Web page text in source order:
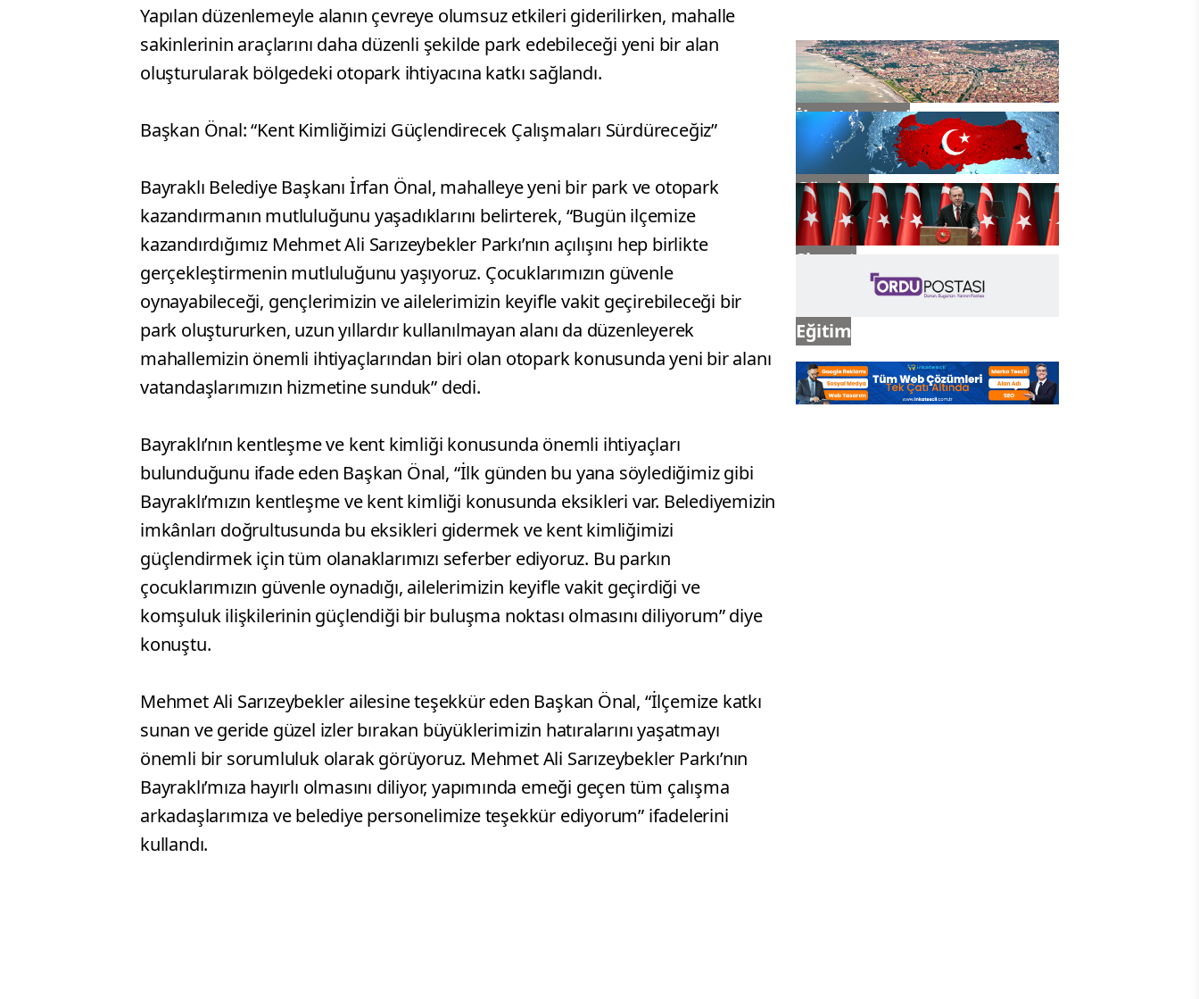
Yapılan düzenlemeyle alanın çevreye olumsuz etkileri giderilirken, mahalle
sakinlerinin araçlarını daha düzenli şekilde park edebileceği yeni bir alan
oluşturularak bölgedeki otopark ihtiyacına katkı sağlandı.
Başkan Önal: “Kent Kimliğimizi Güçlendirecek Çalışmaları Sürdüreceğiz”
Bayraklı Belediye Başkanı İrfan Önal, mahalleye yeni bir park ve otopark
kazandırmanın mutluluğunu yaşadıklarını belirterek, “Bugün ilçemize
kazandırdığımız Mehmet Ali Sarızeybekler Parkı’nın açılışını hep birlikte
gerçekleştirmenin mutluluğunu yaşıyoruz. Çocuklarımızın güvenle
oynayabileceği, gençlerimizin ve ailelerimizin keyifle vakit geçirebileceği bir
park oluştururken, uzun yıllardır kullanılmayan alanı da düzenleyerek
mahallemizin önemli ihtiyaçlarından biri olan otopark konusunda yeni bir alanı
vatandaşlarımızın hizmetine sunduk” dedi.
Bayraklı’nın kentleşme ve kent kimliği konusunda önemli ihtiyaçları
bulunduğunu ifade eden Başkan Önal, “İlk günden bu yana söylediğimiz gibi
Bayraklı’mızın kentleşme ve kent kimliği konusunda eksikleri var. Belediyemizin
imkânları doğrultusunda bu eksikleri gidermek ve kent kimliğimizi
güçlendirmek için tüm olanaklarımızı seferber ediyoruz. Bu parkın
çocuklarımızın güvenle oynadığı, ailelerimizin keyifle vakit geçirdiği ve
komşuluk ilişkilerinin güçlendiği bir buluşma noktası olmasını diliyorum” diye
konuştu.
Mehmet Ali Sarızeybekler ailesine teşekkür eden Başkan Önal, “İlçemize katkı
sunan ve geride güzel izler bırakan büyüklerimizin hatıralarını yaşatmayı
önemli bir sorumluluk olarak görüyoruz. Mehmet Ali Sarızeybekler Parkı’nın
Bayraklı’mıza hayırlı olmasını diliyor, yapımında emeği geçen tüm çalışma
arkadaşlarımıza ve belediye personelimize teşekkür ediyorum” ifadelerini
kullandı.
İlçe Haberleri
Gündem
Siyaset
Eğitim